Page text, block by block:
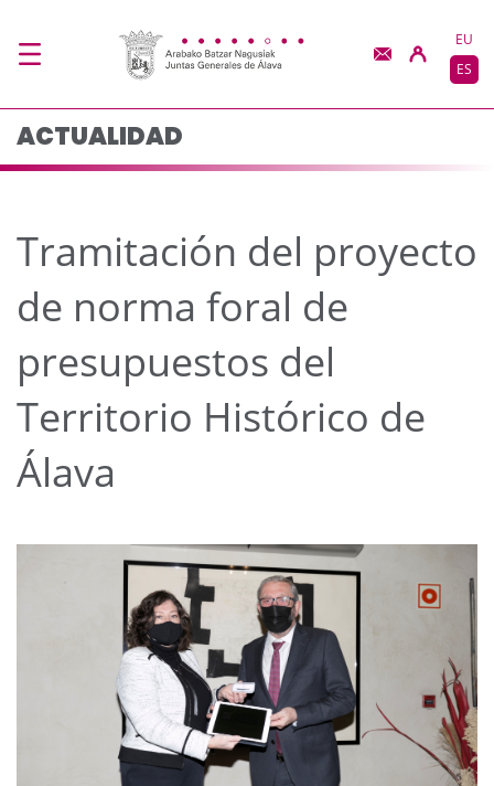
Tramitación del
EU
ES
ACTUALIDAD
Tramitación del proyecto
de norma foral de
presupuestos del
Territorio Histórico de
Álava